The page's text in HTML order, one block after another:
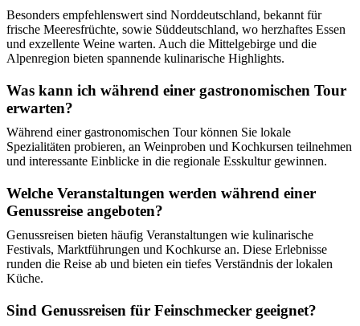
Besonders empfehlenswert sind Norddeutschland, bekannt für
frische Meeresfrüchte, sowie Süddeutschland, wo herzhaftes Essen
und exzellente Weine warten. Auch die Mittelgebirge und die
Alpenregion bieten spannende kulinarische Highlights.
Was kann ich während einer gastronomischen Tour
erwarten?
Während einer gastronomischen Tour können Sie lokale
Spezialitäten probieren, an Weinproben und Kochkursen teilnehmen
und interessante Einblicke in die regionale Esskultur gewinnen.
Welche Veranstaltungen werden während einer
Genussreise angeboten?
Genussreisen bieten häufig Veranstaltungen wie kulinarische
Festivals, Marktführungen und Kochkurse an. Diese Erlebnisse
runden die Reise ab und bieten ein tiefes Verständnis der lokalen
Küche.
Sind Genussreisen für Feinschmecker geeignet?